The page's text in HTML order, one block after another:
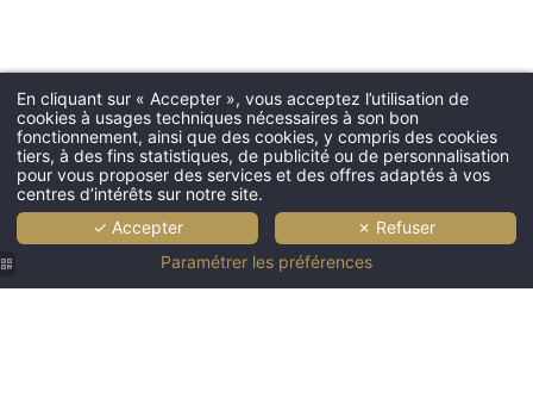
En cliquant sur « Accepter », vous acceptez l’utilisation de
cookies à usages techniques nécessaires à son bon
fonctionnement, ainsi que des cookies, y compris des cookies
tiers, à des fins statistiques, de publicité ou de personnalisation
pour vous proposer des services et des offres adaptés à vos
centres d’intérêts sur notre site.
✓ Accepter
✗ Refuser
Paramétrer les préférences